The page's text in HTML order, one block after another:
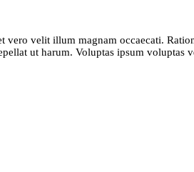
velit illum magnam occaecati.
ut harum. Voluptas ipsum